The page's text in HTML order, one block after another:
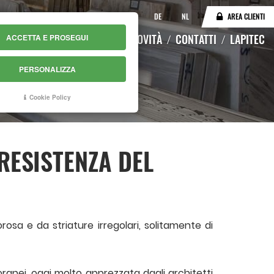
EN DE NL AREA CLIENTI
MAGAZZINO ONLINE NOVITÀ CONTATTI LAPITEC
DEL
e da striature irregolari, solitamente di
ACCETTA E PROSEGUI
PERSONALIZZA
Cookie Policy